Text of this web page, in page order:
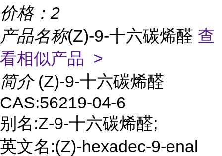
价格： 2
产品名称(Z)-9-十六碳烯醛 查
看相似产品 >
简介 (Z)-9-十六碳烯醛
CAS:56219-04-6
别名:Z-9-十六碳烯醛;
英文名:(Z)-hexadec-9-enal